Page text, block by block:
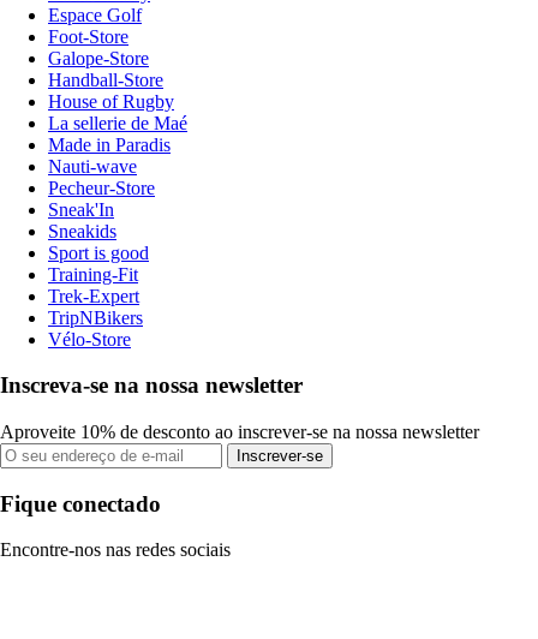
Espace Golf
Foot-Store
Galope-Store
Handball-Store
House of Rugby
La sellerie de Maé
Made in Paradis
Nauti-wave
Pecheur-Store
Sneak'In
Sneakids
Sport is good
Training-Fit
Trek-Expert
TripNBikers
Vélo-Store
Inscreva-se na nossa newsletter
Aproveite 10% de desconto ao inscrever-se na nossa newsletter
Inscrever-se
Fique conectado
Encontre-nos nas redes sociais